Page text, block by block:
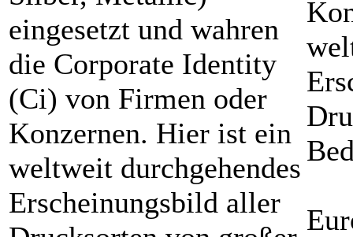
eingesetzt und wahren
die Corporate Identity
(Ci) von Firmen oder
Konzernen. Hier ist ein
weltweit durchgehendes
Erscheinungsbild aller